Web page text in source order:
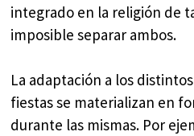
integrado en la religión de
imposible separar ambos.
La adaptación a los
fiestas se materializan en
durante las mismas. Por